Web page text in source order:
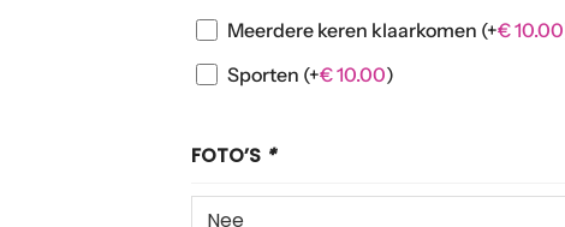
Meerdere keren klaarkomen (+€10.00
Sporten (+€10.00)
FOTO’S *